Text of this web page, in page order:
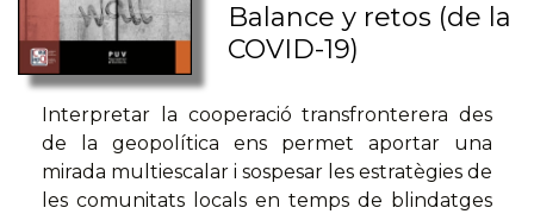
Balance y retos (de la
COVID-19)
Interpretar la cooperació transfronterera des
de la geopolítica ens permet aportar una
mirada multiescalar i sospesar les estratègies de
les comunitats locals en temps de blindatges